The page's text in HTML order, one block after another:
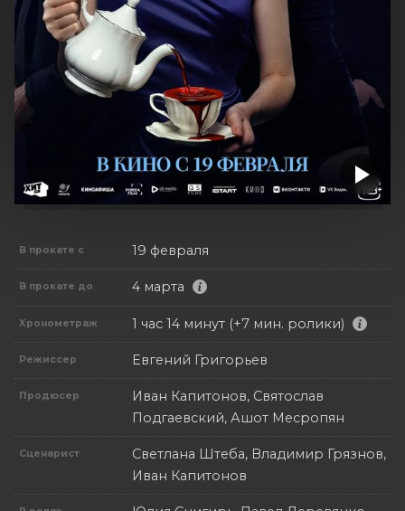
В прокате с 19 февраля
В прокате до 4 марта
Хронометраж 1 час 14 минут (+7 мин. ролики)
Режиссер Евгений Григорьев
Продюсер
Иван Капитонов, Святослав
Подгаевский, Ашот Месропян
Сценарист
Светлана Штеба, Владимир Грязнов,
Иван Капитонов